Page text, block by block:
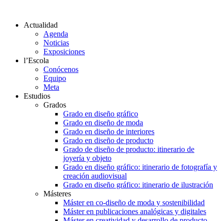
Actualidad
Agenda
Noticias
Exposiciones
l’Escola
Conócenos
Equipo
Meta
Estudios
Grados
Grado en diseño gráfico
Grado en diseño de moda
Grado en diseño de interiores
Grado en diseño de producto
Grado de diseño de producto: itinerario de
joyería y objeto
Grado en diseño gráfico: itinerario de fotografía y
creación audiovisual
Grado en diseño gráfico: itinerario de ilustración
Másteres
Máster en co-diseño de moda y sostenibilidad
Máster en publicaciones analógicas y digitales